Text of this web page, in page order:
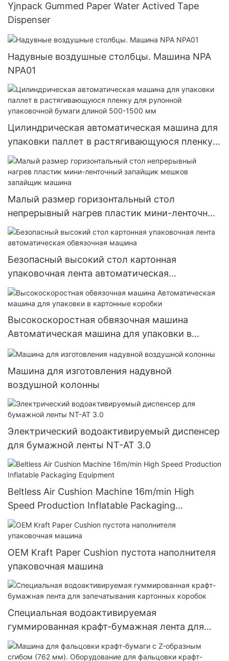
Yjnpack Gummed Paper Water Actived Tape
Dispenser
Надувные воздушные столбцы. Машина NPA
NPA01
Цилиндрическая автоматическая машина для
упаковки паллет в растягивающуюся пленку
для рулонной упаковочной бумаги длиной
500-1500 мм
Малый размер горизонтальный стол
непрерывный нагрев пластик мини-ленточный
запайщик мешков запайщик машина
Безопасный высокий стол картонная
упаковочная лента автоматическая
обвязочная машина
Высокоскоростная обвязочная машина
Автоматическая машина для упаковки в
картонные коробки
Машина для изготовления надувной
воздушной колонны
Электрический водоактивируемый диспенсер
для бумажной ленты NT-AT 3.0
Beltless Air Cushion Machine 16m/min High
Speed Production Inflatable Packaging
Equipment
OEM Kraft Paper Cushion пустота наполнителя
упаковочная машина
Специальная водоактивируемая
гуммированная крафт-бумажная лента для
запечатывания картонных коробок